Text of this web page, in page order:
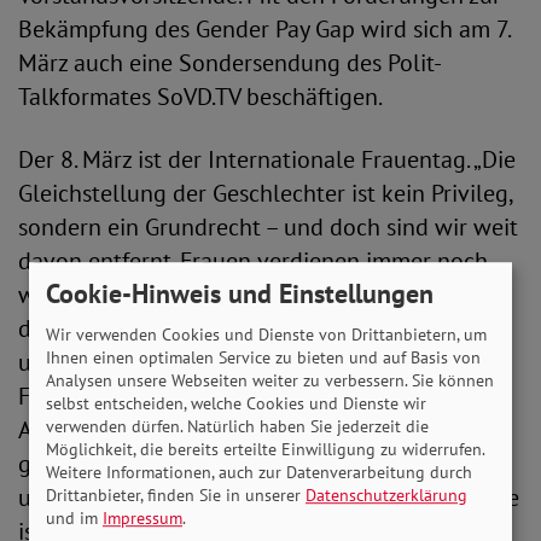
Bekämpfung des Gender Pay Gap wird sich am 7.
März auch eine Sondersendung des Polit-
Talkformates SoVD.TV beschäftigen.
Der 8. März ist der Internationale Frauentag. „Die
Gleichstellung der Geschlechter ist kein Privileg,
sondern ein Grundrecht – und doch sind wir weit
davon entfernt. Frauen verdienen immer noch
weniger als Männer, übernehmen den Großteil
der Sorgearbeit und sind in Führungspositionen
unterrepräsentiert. Es kann nicht sein, dass
Frauen am Ende ihres Erwerbslebens in
Altersarmut landen“, so Jutta König. Ob Gewalt
gegen Frauen, ungleiche Karrierechancen oder
unbezahlte Hausarbeit – die Liste der Missstände
ist lang. „Wir brauchen endlich gleiche Löhne,
Cookie-Hinweis und Einstellungen
Wir verwenden Cookies und Dienste von Drittanbietern, um
Ihnen einen optimalen Service zu bieten und auf Basis von
Analysen unsere Webseiten weiter zu verbessern. Sie können
selbst entscheiden, welche Cookies und Dienste wir
verwenden dürfen. Natürlich haben Sie jederzeit die
Möglichkeit, die bereits erteilte Einwilligung zu widerrufen.
Weitere Informationen, auch zur Datenverarbeitung durch
Drittanbieter, finden Sie in unserer Datenschutzerklärung
und im Impressum.